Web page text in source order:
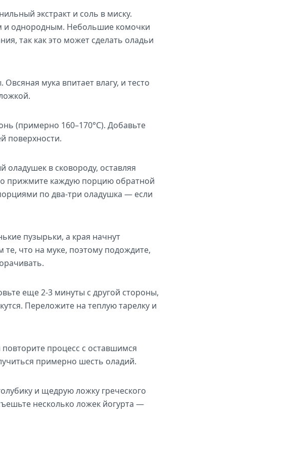
экстракт и соль в миску.
и однородным. Небольшие комочки
так как это может сделать оладьи
мука впитает влагу, и тесто
(примерно 160–170°C). Добавьте
поверхности.
в сковороду, оставляя
прижмите каждую порцию обратной
по два-три оладушка — если
пузырьки, а края начнут
те, что на муке, поэтому подождите,
еще 2-3 минуты с другой стороны,
Переложите на теплую тарелку и
процесс с оставшимся
примерно шесть оладий.
и щедрую ложку греческого
несколько ложек йогурта —